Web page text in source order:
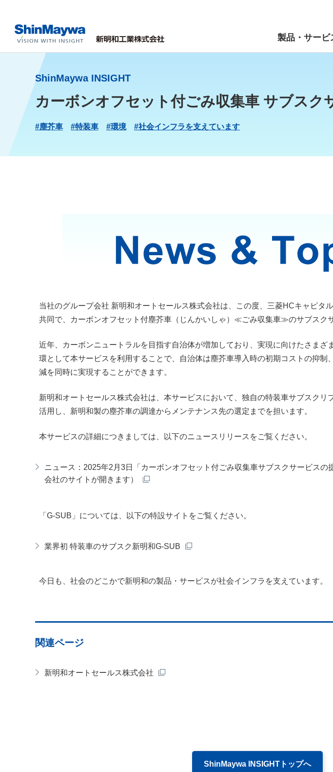
製品・サービ
ShinMaywa INSIGHT
カーボンオフセット付ごみ収集車 サブスク
#塵芥車 #特装車 #環境 #社会インフラを支えています
当社のグループ会社 新明和オートセールス株式会社は、この度、三菱HCキャピタ
共同で、カーボンオフセット付塵芥車（じんかいしゃ）≪ごみ収集車≫のサブスク
近年、カーボンニュートラルを目指す自治体が増加しており、実現に向けたさまざ
環として本サービスを利用することで、自治体は塵芥車導入時の初期コストの抑制
減を同時に実現することができます。
新明和オートセールス株式会社は、本サービスにおいて、独自の特装車サブスクリ
活用し、新明和製の塵芥車の調達からメンテナンス先の選定までを担います。
本サービスの詳細につきましては、以下のニュースリリースをご覧ください。
ニュース：2025年2月3日「カーボンオフセット付ごみ収集車サブスクサービス
会社のサイトが開きます）
「G-SUB」については、以下の特設サイトをご覧ください。
業界初 特装車のサブスク新明和G-SUB
今日も、社会のどこかで新明和の製品・サービスが社会インフラを支えています。
関連ページ
新明和オートセールス株式会社
ShinMaywa INSIGHTトップへ